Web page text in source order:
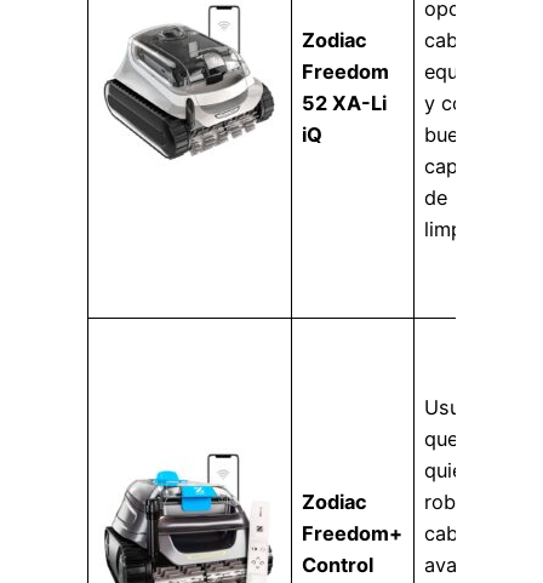
Zodiac
Freedom
52 XA-Li
iQ
opción sin
cable
equilibrada
y con
buena
capacidad
de
limpieza.
Zodiac
Freedom+
Control
Usuarios
que
quieren un
robot sin
cable
avanzado